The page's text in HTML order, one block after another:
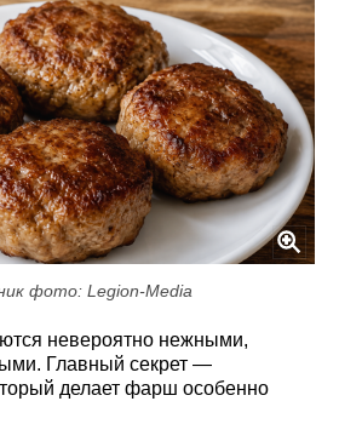
фото: Legion-Media
невероятно нежными,
Главный секрет —
делает фарш особенно